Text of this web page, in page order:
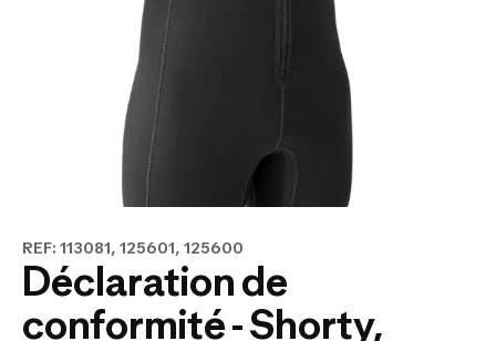
REF: 113081, 125601, 125600
Déclaration de
conformité - Shorty,